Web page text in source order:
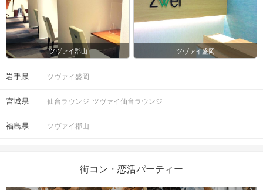
ツヴァイ郡山 ツヴァイ盛岡
岩手県 ツヴァイ盛岡
宮城県 仙台ラウンジ ツヴァイ仙台ラウンジ
福島県 ツヴァイ郡山
街コン・恋活パーティー